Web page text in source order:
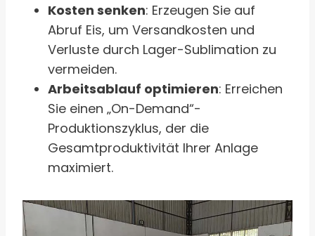
Kosten senken: Erzeugen Sie auf
Abruf Eis, um Versandkosten und
Verluste durch Lager-Sublimation zu
vermeiden.
Arbeitsablauf optimieren: Erreichen
Sie einen „On-Demand“-
Produktionszyklus, der die
Gesamtproduktivität Ihrer Anlage
maximiert.